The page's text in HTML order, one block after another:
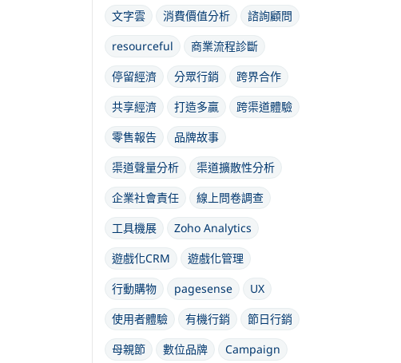
文字雲
消費價值分析
諮詢顧問
resourceful
商業流程診斷
停留經濟
分眾行銷
跨界合作
共享經濟
打造多贏
跨渠道體驗
零售報告
品牌故事
渠道聲量分析
渠道擴散性分析
企業社會責任
線上問卷調查
工具機展
Zoho Analytics
遊戲化CRM
遊戲化管理
行動購物
pagesense
UX
使用者體驗
有機行銷
節日行銷
母親節
數位品牌
Campaign